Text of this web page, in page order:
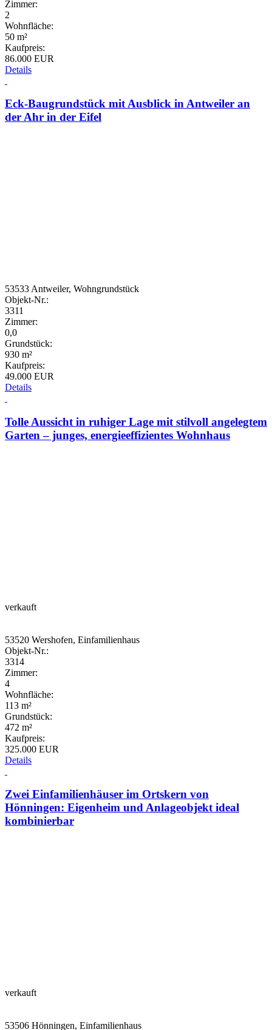
Zimmer:
2
Wohnfläche:
50 m²
Kaufpreis:
86.000 EUR
Details
Eck-Baugrundstück mit Ausblick in Antweiler an
der Ahr in der Eifel
53533 Antweiler, Wohngrundstück
Objekt-Nr.:
3311
Zimmer:
0,0
Grundstück:
930 m²
Kaufpreis:
49.000 EUR
Details
Tolle Aussicht in ruhiger Lage mit stilvoll angelegtem
Garten – junges, energieeffizientes Wohnhaus
verkauft
53520 Wershofen, Einfamilienhaus
Objekt-Nr.:
3314
Zimmer:
4
Wohnfläche:
113 m²
Grundstück:
472 m²
Kaufpreis:
325.000 EUR
Details
Zwei Einfamilienhäuser im Ortskern von
Hönningen: Eigenheim und Anlageobjekt ideal
kombinierbar
verkauft
53506 Hönningen, Einfamilienhaus